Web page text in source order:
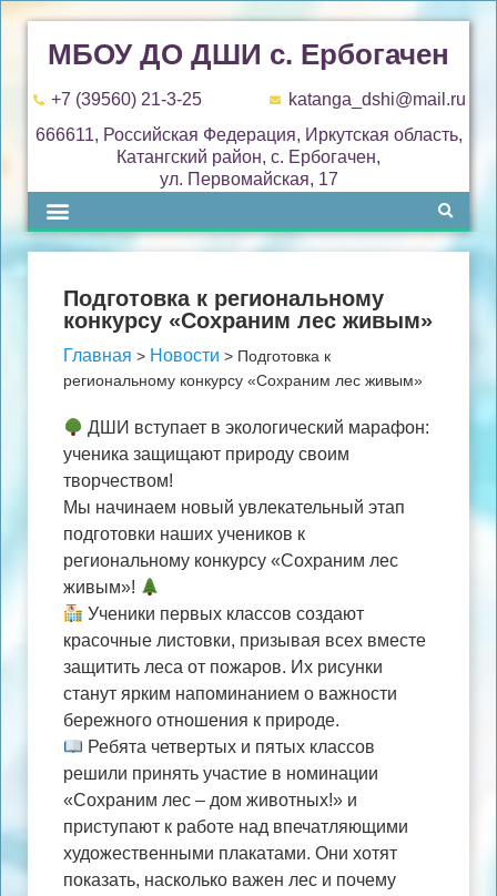
МБОУ ДО ДШИ с. Ербогачен
+7 (39560) 21-3-25
katanga_dshi@mail.ru
666611, Российская Федерация, Иркутская область,
Катангский район, с. Ербогачен,
ул. Первомайская, 17
Подготовка к региональному
конкурсу «Сохраним лес живым»
Главная > Новости > Подготовка к
региональному конкурсу «Сохраним лес живым»
ДШИ вступает в экологический марафон:
ученика защищают природу своим
творчеством!
Мы начинаем новый увлекательный этап
подготовки наших учеников к
региональному конкурсу «Сохраним лес
живым»!
Ученики первых классов создают
красочные листовки, призывая всех вместе
защитить леса от пожаров. Их рисунки
станут ярким напоминанием о важности
бережного отношения к природе.
Ребята четвертых и пятых классов
решили принять участие в номинации
«Сохраним лес – дом животных!» и
приступают к работе над впечатляющими
художественными плакатами. Они хотят
показать, насколько важен лес и почему